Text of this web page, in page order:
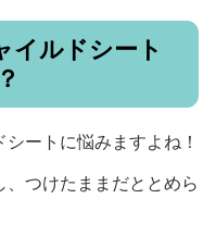
イルドシート
ートに悩みますよね！
つけたままだととめら